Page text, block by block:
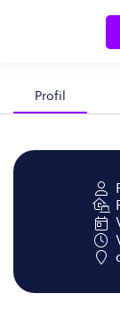
Profil